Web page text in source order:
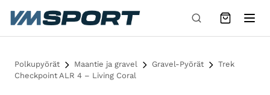
Siirry sisältöön
Polkupyörät Maantie ja gravel Gravel-Pyörät
Trek
Checkpoint ALR 4 – Living Coral